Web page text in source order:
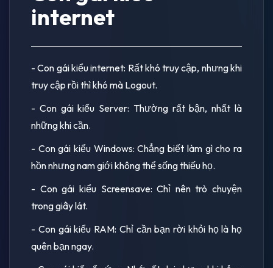
internet
- Con gái kiểu internet: Rất khó truy cập, nhưng khi
truy cập rồi thì khó mà Logout.
- Con gái kiểu Server: Thường rất bận, nhất là
những khi cần.
- Con gái kiểu Windows: Chẳng biết làm gì cho ra
hồn nhưng nam giới không thể sống thiếu họ.
- Con gái kiểu Screensave: Chỉ nên trò chuyện
trong giây lát.
- Con gái kiểu RAM: Chỉ cần bạn rời khỏi họ là họ
quên bạn ngay.